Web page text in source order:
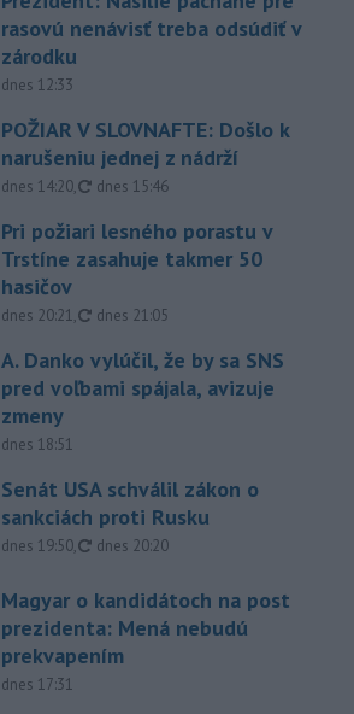
rasovú nenávisť treba odsúdiť v
zárodku
dnes 12:33
POŽIAR V SLOVNAFTE: Došlo k
narušeniu jednej z nádrží
dnes 14:20, aktualizované
dnes 15:46
Pri požiari lesného porastu v
Trstíne zasahuje takmer 50
hasičov
dnes 20:21, aktualizované
dnes 21:05
A. Danko vylúčil, že by sa SNS
pred voľbami spájala, avizuje
zmeny
dnes 18:51
Senát USA schválil zákon o
sankciách proti Rusku
dnes 19:50, aktualizované
dnes 20:20
Magyar o kandidátoch na post
prezidenta: Mená nebudú
prekvapením
dnes 17:31